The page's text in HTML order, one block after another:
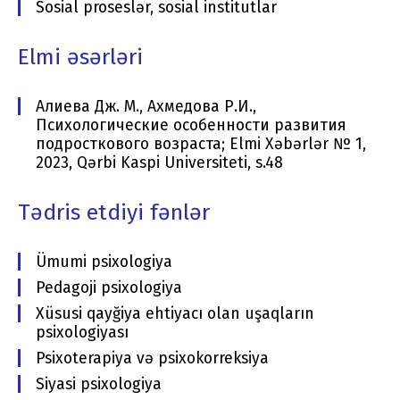
Sosial proseslər, sosial institutlar
Elmi əsərləri
Алиева Дж. М., Ахмедова Р.И.,
Психологические особенности развития
подросткового возраста; Elmi Xəbərlər № 1,
2023, Qərbi Kaspi Universiteti, s.48
Tədris etdiyi fənlər
Ümumi psixologiya
Pedagoji psixologiya
Xüsusi qayğiya ehtiyacı olan uşaqların
psixologiyası
Psixoterapiya və psixokorreksiya
Siyasi psixologiya